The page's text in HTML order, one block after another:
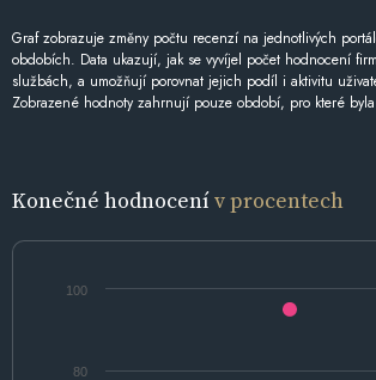
Graf zobrazuje změny počtu recenzí na jednotlivých
obdobích. Data ukazují, jak se vyvíjel počet hodnocení
službách, a umožňují porovnat jejich podíl i aktivitu
Zobrazené hodnoty zahrnují pouze období, pro které
Konečné hodnocenív procentech
80
100